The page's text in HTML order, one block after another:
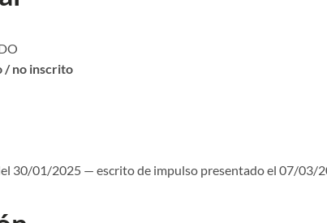
/ no inscrito
30/01/2025 — escrito de impulso presentado el 07/03/